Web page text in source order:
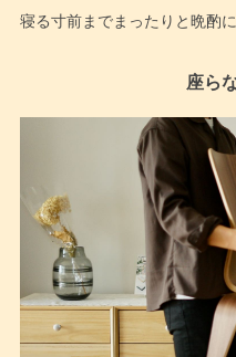
寝る寸前までまったりと晩酌
座ら